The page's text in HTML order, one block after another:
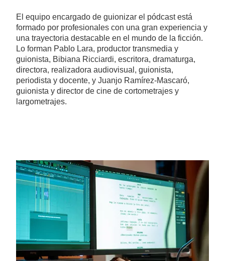
El equipo encargado de guionizar el pódcast está
formado por profesionales con una gran experiencia y
una trayectoria destacable en el mundo de la ficción.
Lo forman Pablo Lara, productor transmedia y
guionista, Bibiana Ricciardi, escritora, dramaturga,
directora, realizadora audiovisual, guionista,
periodista y docente, y Juanjo Ramírez-Mascaró,
guionista y director de cine de cortometrajes y
largometrajes.